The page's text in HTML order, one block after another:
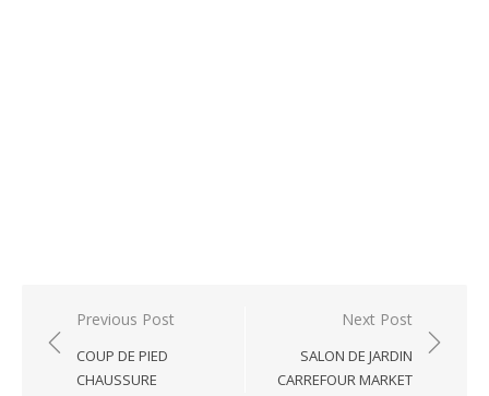
Post
navigation
Previous Post
COUP DE PIED
CHAUSSURE
Next Post
SALON DE JARDIN
CARREFOUR MARKET